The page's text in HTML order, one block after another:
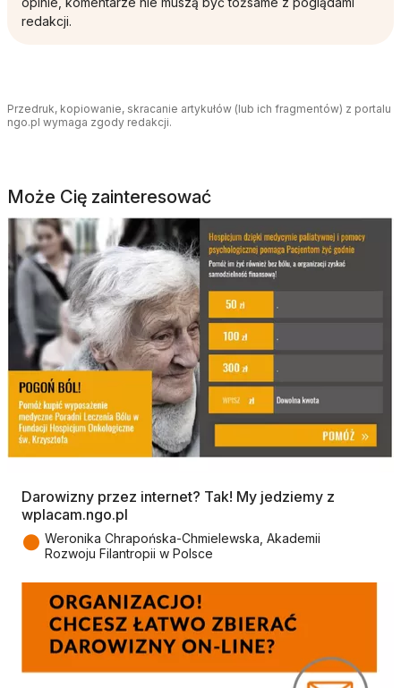
redakcji.
Przedruk, kopiowanie, skracanie artykułów (lub ich fragmentów) z portalu
ngo.pl wymaga zgody redakcji.
Może Cię zainteresować
Darowizny przez internet? Tak! My jedziemy z
wplacam.ngo.pl
● Weronika Chrapońska-Chmielewska, Akademii
Rozwoju Filantropii w Polsce